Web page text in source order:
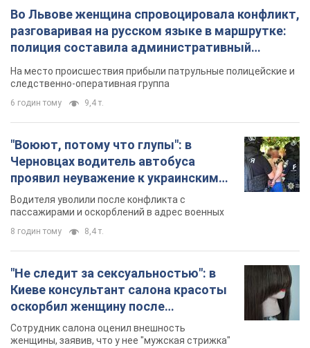
Во Львове женщина спровоцировала конфликт,
разговаривая на русском языке в маршрутке:
полиция составила административный
протокол. Видео
На место происшествия прибыли патрульные полицейские и
следственно-оперативная группа
6 годин тому 9,4 т.
"Воюют, потому что глупы": в
Черновцах водитель автобуса
проявил неуважение к украинским
военным и поплатился за это.
Видео
Водителя уволили после конфликта с
пассажирами и оскорблений в адрес военных
8 годин тому 8,4 т.
"Не следит за сексуальностью": в
Киеве консультант салона красоты
оскорбил женщину после
химиотерапии, разгорелся скандал.
Фото
Сотрудник салона оценил внешность
женщины, заявив, что у нее "мужская стрижка"